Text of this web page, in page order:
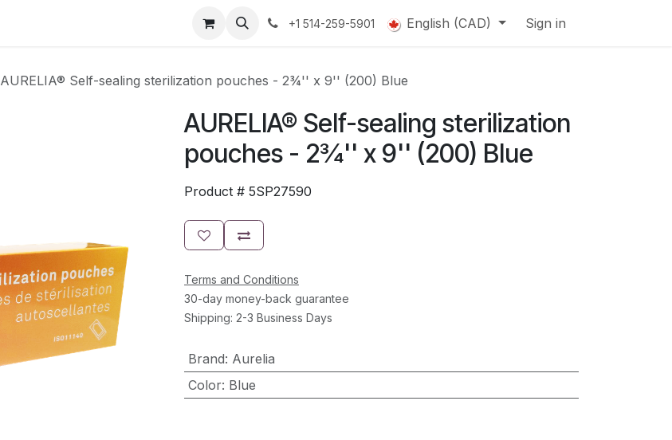
+1 514-259-5901 English (CAD) Sign in
AURELIA® Self-sealing sterilization pouches - 2¾'' x 9'' (200) Blue
AURELIA® Self-sealing sterilization
pouches - 2¾'' x 9'' (200) Blue
Product # 5SP27590
Terms and Conditions
30-day money-back guarantee
Shipping: 2-3 Business Days
Brand: Aurelia
Color: Blue